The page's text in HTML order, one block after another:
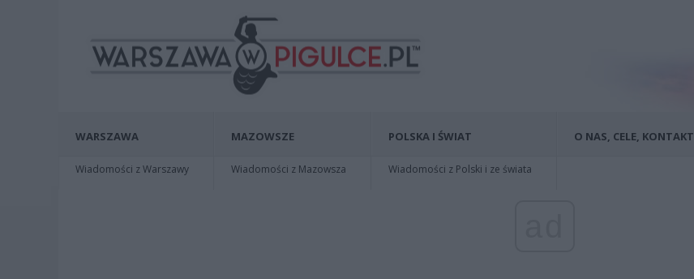
WARSZAWA
Wiadomości z Warszawy
MAZOWSZE
Wiadomości z Mazowsza
POLSKA I ŚWIAT
Wiadomości z Polski i ze świata
O NAS, CELE, KONTAKT